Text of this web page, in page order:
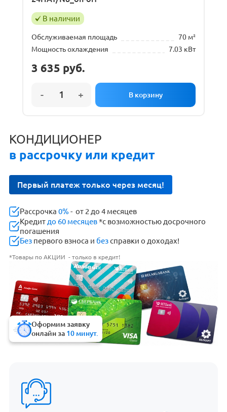
В наличии
Обслуживаемая площадь
70 м²
Мощность охлаждения
7.03 кВт
3 635 руб.
КОНДИЦИОНЕР
в рассрочку или кредит
Первый платеж только через месяц!
Рассрочка0% - от 2 до 4 месяцев
Кредит до 60 месяцев*с возможностью досрочного
погашения
Без первого взноса и безсправки о доходах!
*Товары по АКЦИИ - только в кредит!
Оформим заявку
онлайн за 10 минут.